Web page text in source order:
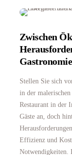
Zwischen
Gastronomie
Stellen Sie sich
in der
Restaurant in der
Gäste an, doch
Effizienz und
Notwendigkeiten.